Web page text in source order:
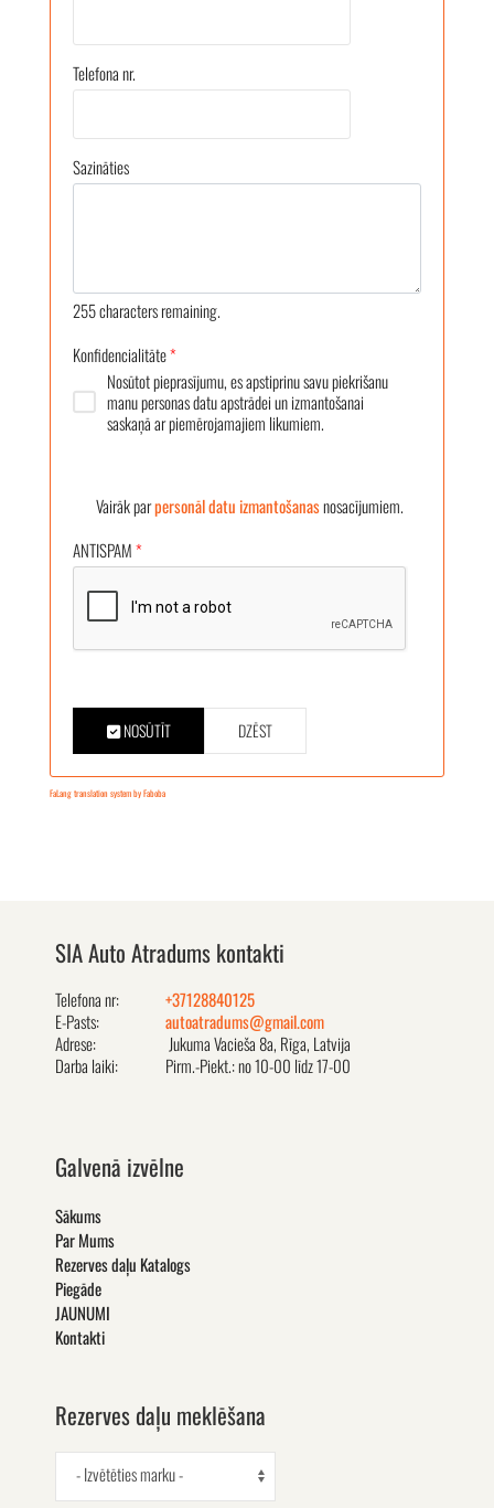
Telefona nr.
Sazināties
255characters remaining.
Konfidencialitāte*
Nosūtot pieprasījumu, es apstiprinu savu piekrišanu
manu personas datu apstrādei un izmantošanai
saskaņā ar piemērojamajiem likumiem.
Vairāk parpersonāl datu izmantošanasnosacījumiem.
ANTISPAM*
NOSŪTĪT DZĒST
FaLang translation system by Faboba
SIA Auto Atradums kontakti
Telefona nr:
+37128840125
E-Pasts:
autoatradums@gmail.com
Adrese:
Jukuma Vacieša 8a, Rīga, Latvija
Darba laiki:
Pirm.-Piekt.: no 10-00 līdz 17-00
Galvenā izvēlne
Sākums
Par Mums
Rezerves daļu Katalogs
Piegāde
JAUNUMI
Kontakti
Rezerves daļu meklēšana
- Izvētēties marku -